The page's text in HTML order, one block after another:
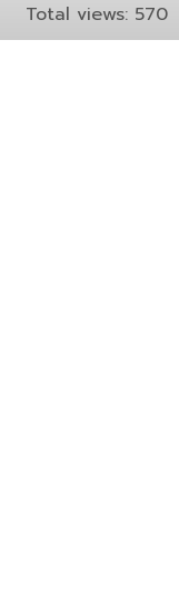
Total views: 570